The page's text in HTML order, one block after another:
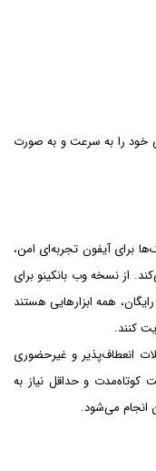
خود را به سرعت و به صورت
برای آیفون تجربه‌ای امن،
از نسخه وب بانکینو برای
ایفون و قبضینو گرفته تا اسنپ باکس رانندگان ios رایگان، همه ابزارهایی هستند
کنند.
انعطاف‌پذیر و غیرحضوری
کوتاه‌مدت و حداقل نیاز به
انجام می‌شود.